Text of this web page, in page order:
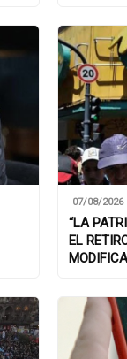
07/08/2026
“LA
EL